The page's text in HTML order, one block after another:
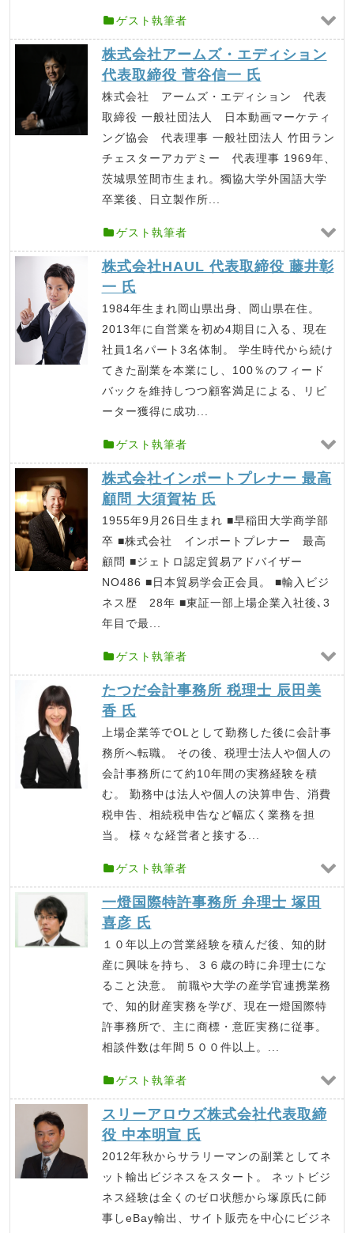
ゲスト執筆者
株式会社アームズ・エディション
代表取締役 菅谷信一 氏
株式会社 アームズ・エディション 代表
取締役 一般社団法人 日本動画マーケティ
ング協会 代表理事 一般社団法人 竹田ラン
チェスターアカデミー 代表理事 1969年、
茨城県笠間市生まれ。獨協大学外国語大学
卒業後、日立製作所...
ゲスト執筆者
株式会社HAUL 代表取締役 藤井彰
一 氏
1984年生まれ岡山県出身、岡山県在住。
2013年に自営業を初め4期目に入る、現在
社員1名パート3名体制。 学生時代から続け
てきた副業を本業にし、100％のフィード
バックを維持しつつ顧客満足による、リピ
ーター獲得に成功...
ゲスト執筆者
株式会社インポートプレナー 最高
顧問 大須賀祐 氏
1955年9月26日生まれ ■早稲田大学商学部
卒 ■株式会社 インポートプレナー 最高
顧問 ■ジェトロ認定貿易アドバイザー
NO486 ■日本貿易学会正会員。 ■輸入ビジ
ネス歴 28年 ■東証一部上場企業入社後､3
年目で最...
ゲスト執筆者
たつだ会計事務所 税理士 辰田美
香 氏
上場企業等でOLとして勤務した後に会計事
務所へ転職。 その後、税理士法人や個人の
会計事務所にて約10年間の実務経験を積
む。 勤務中は法人や個人の決算申告、消費
税申告、相続税申告など幅広く業務を担
当。 様々な経営者と接する...
ゲスト執筆者
一燈国際特許事務所 弁理士 塚田
喜彦 氏
１０年以上の営業経験を積んだ後、知的財
産に興味を持ち、３６歳の時に弁理士にな
ること決意。 前職や大学の産学官連携業務
で、知的財産実務を学び、現在一燈国際特
許事務所で、主に商標・意匠実務に従事。
相談件数は年間５００件以上。...
ゲスト執筆者
スリーアロウズ株式会社代表取締
役 中本明宣 氏
2012年秋からサラリーマンの副業としてネ
ット輸出ビジネスをスタート。 ネットビジ
ネス経験は全くのゼロ状態から塚原氏に師
事しeBay輸出、サイト販売を中心にビジネ